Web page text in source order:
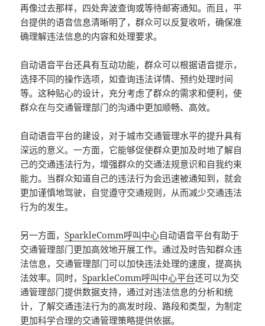
再像过去那样，四处奔波查询或等待邮寄通知。而且，平
台提供的语音信息清晰明了，群众可以反复收听，确保准
确理解违法信息的内容和处理要求。
自动语音平台还具有互动功能，群众可以根据语音提示，
选择不同的操作选项，如查询违法详情、预约处理时间
等。这种贴心的设计，充分考虑了群众的需求和便利，使
群众在与交通管理部门的沟通中更加顺畅、高效。
自动语音平台的建设，对于城市交通管理水平的提升具有
深远的意义。一方面，它能够促使群众更加及时地了解自
己的交通违法行为，增强群众的交通法规意识和自我约束
能力。当群众知道自己的违法行为会迅速被通知到，就会
更加谨慎地驾驶，自觉遵守交通规则，从而减少交通违法
行为的发生。
另一方面，SparkleComm呼叫中心自动语音平台有助于
交通管理部门更加高效地开展工作。通过及时告知群众违
法信息，交通管理部门可以加快违法处理的速度，提高执
法效率。同时，SparkleComm呼叫中心平台还可以为交
通管理部门提供数据支持，通过对违法信息的分析和统
计，了解交通违法行为的高发时段、路段和类型，为制定
更加科学合理的交通管理策略提供依据。